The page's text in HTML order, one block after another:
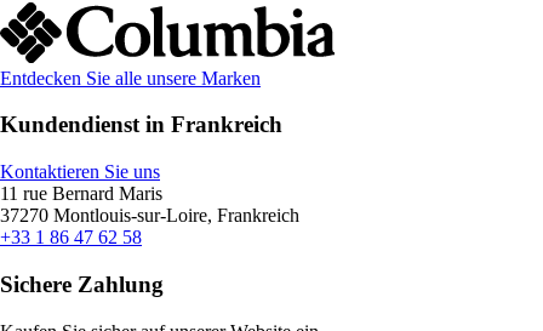
Entdecken Sie alle unsere Marken
Kundendienst in Frankreich
Kontaktieren Sie uns
11 rue Bernard Maris
37270 Montlouis-sur-Loire, Frankreich
+33 1 86 47 62 58
Sichere Zahlung